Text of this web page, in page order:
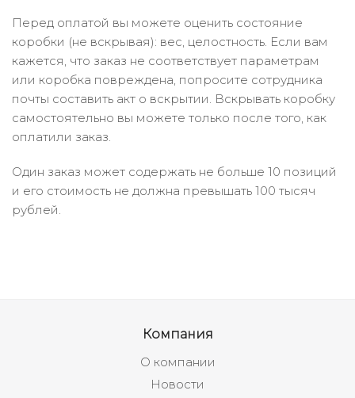
Перед оплатой вы можете оценить состояние
коробки (не вскрывая): вес, целостность. Если вам
кажется, что заказ не соответствует параметрам
или коробка повреждена, попросите сотрудника
почты составить акт о вскрытии. Вскрывать коробку
самостоятельно вы можете только после того, как
оплатили заказ.
Один заказ может содержать не больше 10 позиций
и его стоимость не должна превышать 100 тысяч
рублей.
Компания
О компании
Новости